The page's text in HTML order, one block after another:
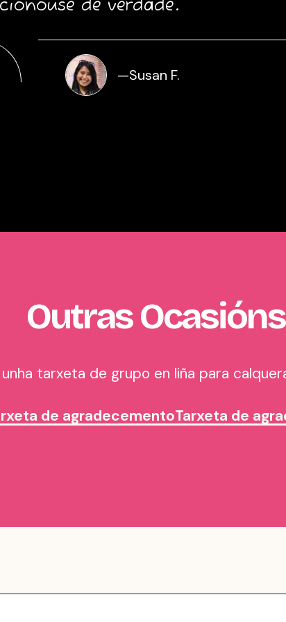
de verdade.
—Susan F.
Outras Ocasións
unha tarxeta de grupo en liña para
de agradecementoTarxeta de